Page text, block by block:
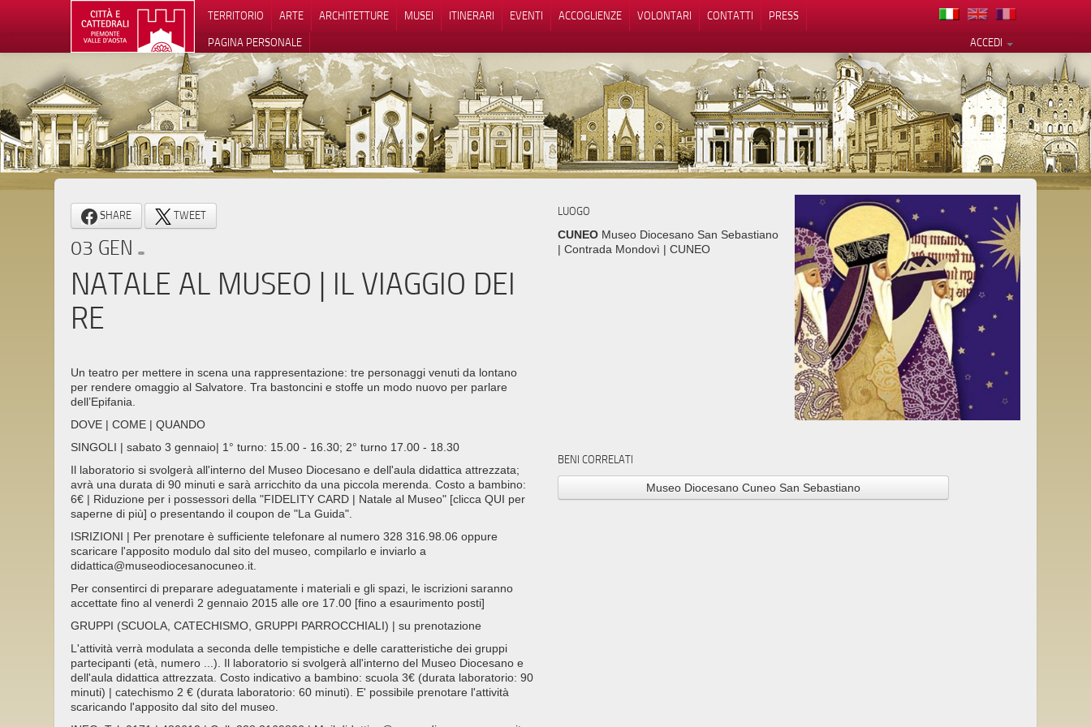
TERRITORIO ARTE ARCHITETTURE MUSEI ITINERARI EVENTI ACCOGLIENZE VOLONTARI CONTATTI
PRESS
ACCEDI
PAGINA PERSONALE
SHARE TWEET
03 GEN
NATALE AL MUSEO | IL VIAGGIO DEI
RE
Un teatro per mettere in scena una rappresentazione: tre personaggi venuti da lontano
per rendere omaggio al Salvatore. Tra bastoncini e stoffe un modo nuovo per parlare
dell’Epifania.
DOVE | COME | QUANDO
SINGOLI | sabato 3 gennaio| 1° turno: 15.00 - 16.30; 2° turno 17.00 - 18.30
Il laboratorio si svolgerà all'interno del Museo Diocesano e dell'aula didattica attrezzata;
avrà una durata di 90 minuti e sarà arricchito da una piccola merenda. Costo a bambino:
6€ | Riduzione per i possessori della "FIDELITY CARD | Natale al Museo" [clicca QUI per
saperne di più] o presentando il coupon de "La Guida".
ISRIZIONI | Per prenotare è sufficiente telefonare al numero 328 316.98.06 oppure
scaricare l'apposito modulo dal sito del museo, compilarlo e inviarlo a
didattica@museodiocesanocuneo.it.
Per consentirci di preparare adeguatamente i materiali e gli spazi, le iscrizioni saranno
accettate fino al venerdì 2 gennaio 2015 alle ore 17.00 [fino a esaurimento posti]
GRUPPI (SCUOLA, CATECHISMO, GRUPPI PARROCCHIALI) | su prenotazione
L'attività verrà modulata a seconda delle tempistiche e delle caratteristiche dei gruppi
partecipanti (età, numero ...). Il laboratorio si svolgerà all'interno del Museo Diocesano e
dell'aula didattica attrezzata. Costo indicativo a bambino: scuola 3€ (durata laboratorio: 90
minuti) | catechismo 2 € (durata laboratorio: 60 minuti). E' possibile prenotare l'attività
scaricando l'apposito dal sito del museo.
LUOGO
CUNEOMuseo Diocesano San Sebastiano
| Contrada Mondovì | CUNEO
BENI CORRELATI
Museo Diocesano Cuneo San Sebastiano
Le tue preferenze relative alla privacy